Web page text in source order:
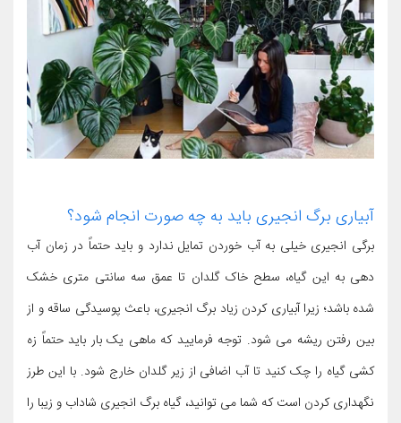
آبیاری برگ انجیری باید به چه صورت انجام شود؟
برگی انجیری خیلی به آب خوردن تمایل ندارد و باید حتماً در زمان آب
دهی به این گیاه، سطح خاک گلدان تا عمق سه سانتی متری خشک
شده باشد؛ زیرا آبیاری کردن زیاد برگ انجیری، باعث پوسیدگی ساقه و از
بین رفتن ریشه می شود. توجه فرمایید که ماهی یک بار باید حتماً زه
کشی گیاه را چک کنید تا آب اضافی از زیر گلدان خارج شود. با این طرز
نگهداری کردن است که شما می توانید، گیاه برگ انجیری شاداب و زیبا را